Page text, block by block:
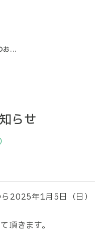
お...
らせ
2025年1月5日（日）
頂きます。